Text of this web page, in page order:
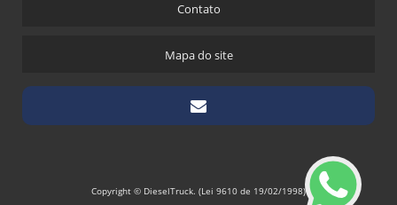
Contato
Mapa do site
Copyright © DieselTruck. (Lei 9610 de 19/02/1998)